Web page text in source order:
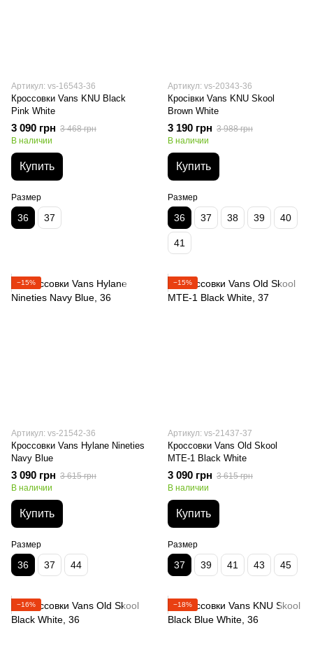
Артикул: vs-16543-36
Кроссовки Vans KNU Black
Pink White
3 090 грн 3 468 грн
В наличии
Купить
Размер
36 37
Артикул: vs-20343-36
Кросівки Vans KNU Skool
Brown White
3 190 грн 3 988 грн
В наличии
Купить
Размер
36 37 38 39 40
41
−15%
Артикул: vs-21542-36
Кроссовки Vans Hylane Nineties
Navy Blue
3 090 грн 3 615 грн
В наличии
Купить
Размер
36 37 44
−15%
Артикул: vs-21437-37
Кроссовки Vans Old Skool
MTE-1 Black White
3 090 грн 3 615 грн
В наличии
Купить
Размер
37 39 41 43 45
−16% −18%